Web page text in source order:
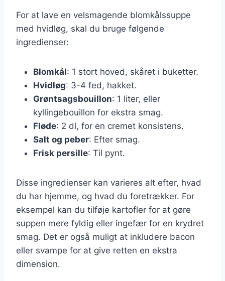
For at lave en velsmagende blomkålssuppe
med hvidløg, skal du bruge følgende
ingredienser:
Blomkål: 1 stort hoved, skåret i buketter.
Hvidløg: 3-4 fed, hakket.
Grøntsagsbouillon: 1 liter, eller
kyllingebouillon for ekstra smag.
Fløde: 2 dl, for en cremet konsistens.
Salt og peber: Efter smag.
Frisk persille: Til pynt.
Disse ingredienser kan varieres alt efter, hvad
du har hjemme, og hvad du foretrækker. For
eksempel kan du tilføje kartofler for at gøre
suppen mere fyldig eller ingefær for en krydret
smag. Det er også muligt at inkludere bacon
eller svampe for at give retten en ekstra
dimension.